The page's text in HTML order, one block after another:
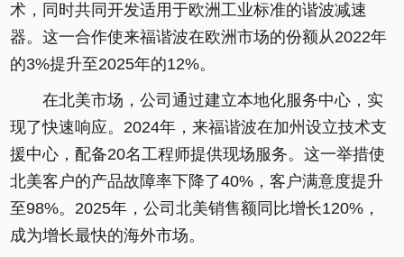
术，同时共同开发适用于欧洲工业标准的谐波减速
器。这一合作使来福谐波在欧洲市场的份额从2022年
的3%提升至2025年的12%。
在北美市场，公司通过建立本地化服务中心，实
现了快速响应。2024年，来福谐波在加州设立技术支
援中心，配备20名工程师提供现场服务。这一举措使
北美客户的产品故障率下降了40%，客户满意度提升
至98%。2025年，公司北美销售额同比增长120%，
成为增长最快的海外市场。